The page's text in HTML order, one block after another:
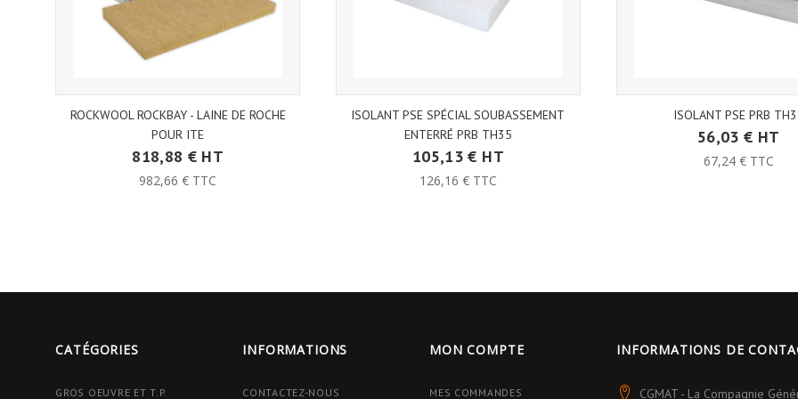
ROCKWOOL ROCKBAY - LAINE DE ROCHE
POUR ITE
818,88 € HT
982,66 € TTC
ISOLANT PSE SPÉCIAL SOUBASSEMENT
ENTERRÉ PRB TH35
105,13 € HT
126,16 € TTC
ISOLANT PSE PRB
56,03 € HT
67,24 € TTC
CATÉGORIES
GROS OEUVRE ET T.P.
INFORMATIONS
CONTACTEZ-NOUS
MON COMPTE
MES COMMANDES
INFORMATIONS DE
CGMAT - La Compagnie